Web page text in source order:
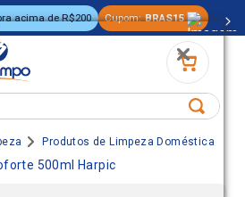
acima de R$200 Cupom: BRAS15
Produtos de Limpeza Doméstica
500ml Harpic